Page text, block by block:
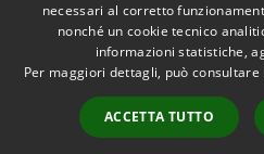
Accessibilità
necessari al corretto
nonché un cookie tecnico
informazioni statistiche,
Per maggiori dettagli, può
ACCETTA TUTTO